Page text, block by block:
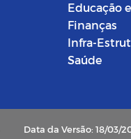
Educação
Finanças
Infra-
Saúde
Data da Versão: 18/03/